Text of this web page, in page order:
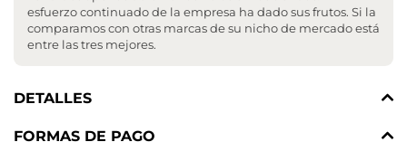
esfuerzo continuado de la empresa ha dado sus frutos. Si la
comparamos con otras marcas de su nicho de mercado está
entre las tres mejores.
DETALLES
FORMAS DE PAGO